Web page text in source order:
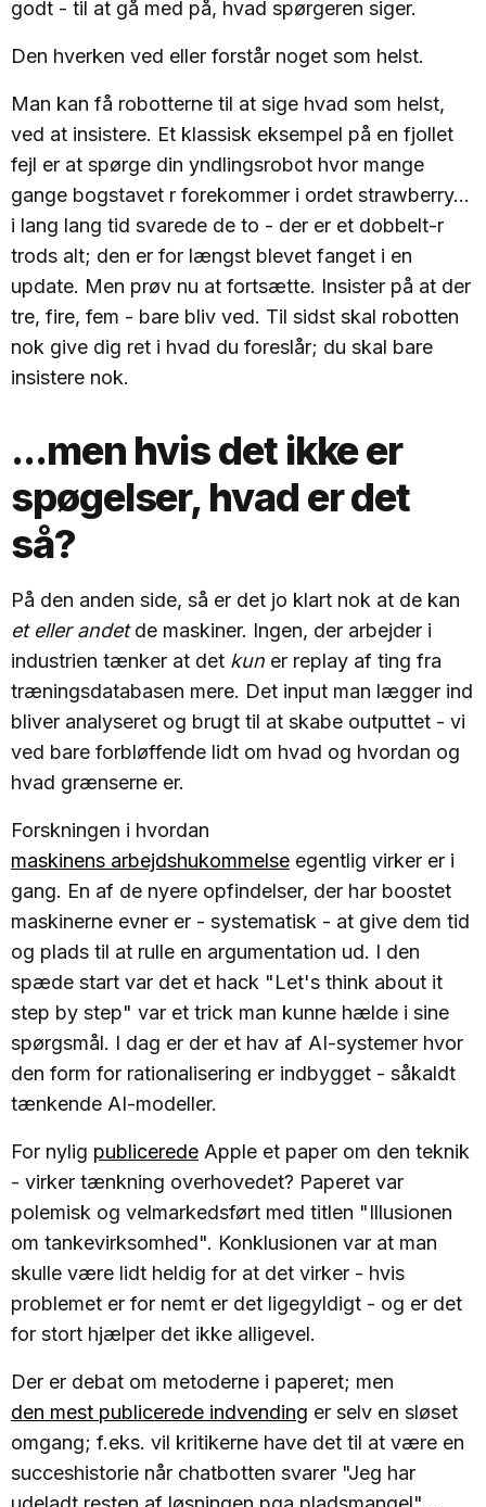
godt - til at gå med på, hvad spørgeren siger.
Den hverken ved eller forstår noget som helst.
Man kan få robotterne til at sige hvad som helst,
ved at insistere. Et klassisk eksempel på en fjollet
fejl er at spørge din yndlingsrobot hvor mange
gange bogstavet r forekommer i ordet strawberry...
i lang lang tid svarede de to - der er et dobbelt-r
trods alt; den er for længst blevet fanget i en
update. Men prøv nu at fortsætte. Insister på at der
tre, fire, fem - bare bliv ved. Til sidst skal robotten
nok give dig ret i hvad du foreslår; du skal bare
insistere nok.
...men hvis det ikke er
spøgelser, hvad er det
så?
På den anden side, så er det jo klart nok at de kan
et eller andetde maskiner. Ingen, der arbejder i
industrien tænker at det kun er replay af ting fra
træningsdatabasen mere. Det input man lægger ind
bliver analyseret og brugt til at skabe outputtet - vi
ved bare forbløffende lidt om hvad og hvordan og
hvad grænserne er.
Forskningen i hvordan
maskinens arbejdshukommelse egentlig virker er i
gang. En af de nyere opfindelser, der har boostet
maskinerne evner er - systematisk - at give dem tid
og plads til at rulle en argumentation ud. I den
spæde start var det et hack "Let's think about it
step by step" var et trick man kunne hælde i sine
spørgsmål. I dag er der et hav af AI-systemer hvor
den form for rationalisering er indbygget - såkaldt
tænkende AI-modeller.
For nylig publicerede Apple et paper om den teknik
- virker tænkning overhovedet? Paperet var
polemisk og velmarkedsført med titlen "Illusionen
om tankevirksomhed". Konklusionen var at man
skulle være lidt heldig for at det virker - hvis
problemet er for nemt er det ligegyldigt - og er det
for stort hjælper det ikke alligevel.
Der er debat om metoderne i paperet; men
den mest publicerede indvending er selv en sløset
omgang; f.eks. vil kritikerne have det til at være en
succeshistorie når chatbotten svarer "Jeg har